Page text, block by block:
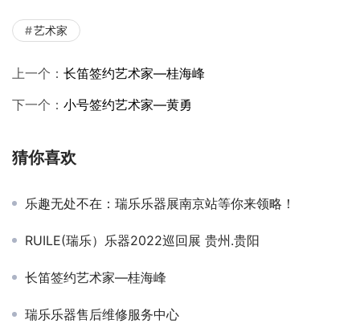
艺术家
上一个： 长笛签约艺术家—桂海峰
下一个： 小号签约艺术家—黄勇
猜你喜欢
乐趣无处不在：瑞乐乐器展南京站等你来领略！
RUILE(瑞乐）乐器2022巡回展 贵州.贵阳
长笛签约艺术家—桂海峰
瑞乐乐器售后维修服务中心